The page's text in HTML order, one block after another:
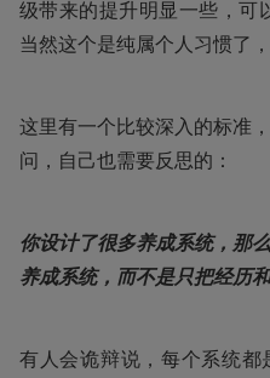
级带来的提升明显一些，可
当然这个是纯属个人习惯了，
这里有一个比较深入的标准
问，自己也需要反思的：
你设计了很多养成系统，那
养成系统，而不是只把经历
有⼈会诡辩说，每个系统